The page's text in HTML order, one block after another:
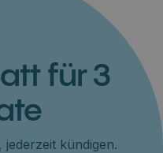
für 3
kündigen.